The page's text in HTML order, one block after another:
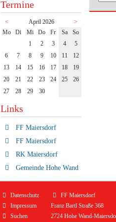
Termine
< April 2026
>
Montag
Dienstag
Mittwoch
Donnerstag
Freitag
Samstag
Sonntag
1
2 3 4
5
6
7 8 9 10 11
12
13
14 15 16 17 18
19
20
21 22 23 24 25
26
27
28 29 30
Links
FF Maiersdorf
FF Maiersdorf
RK Maiersdorf
Gemeinde Hohe Wand
Navigation
überspringen
Datenschutz
Impressum
Suchen
FF Maiersdorf
Franz Bartl Straße 368
2724 Hohe Wand-